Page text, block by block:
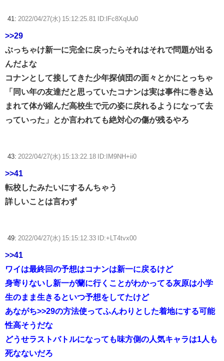
41: 2022/04/27(水) 15:12:25.81 ID:lFc8XqUu0
>>29
ぶっちゃけ新一に完全に戻ったらそれはそれで問題が出る
んだよな
コナンとして接してきた少年探偵団の面々とかにとっちゃ
「同い年の友達だと思っていたコナンは実は事件に巻き込
まれて体が縮んだ高校生で元の姿に戻れるようになって去
っていった」とか言われても絶対心の傷が残るやろ
43: 2022/04/27(水) 15:13:22.18 ID:IM9NH+ii0
>>41
転校したみたいにするんちゃう
詳しいことは言わず
49: 2022/04/27(水) 15:15:12.33 ID:+LT4tvx00
>>41
ワイは最終回の予想はコナンは新一に戻るけど
身寄りないし新一が蘭に行くことがわかってる灰原は小学
生のまま生きるといつ予想をしてたけど
あながち>>29の方法使ってふんわりとした着地にする可能
性高そうだな
どうせラストバトルになっても味方側の人気キャラは1人も
死なないだろ